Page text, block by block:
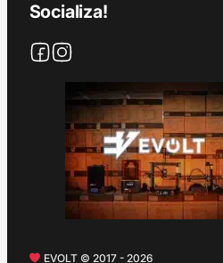
Socializa!
EVOLT © 2017 - 2026